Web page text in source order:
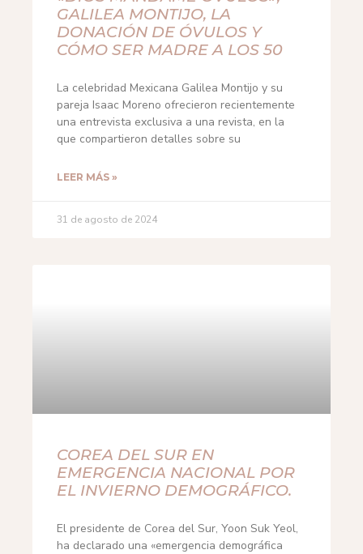
GALILEA MONTIJO, LA
DONACIÓN DE ÓVULOS Y
CÓMO SER MADRE A LOS 50
La celebridad Mexicana Galilea Montijo y su
pareja Isaac Moreno ofrecieron recientemente
una entrevista exclusiva a una revista, en la
que compartieron detalles sobre su
LEER MÁS »
31 de agosto de 2024
COREA DEL SUR EN
EMERGENCIA NACIONAL POR
EL INVIERNO DEMOGRÁFICO.
El presidente de Corea del Sur, Yoon Suk Yeol,
ha declarado una «emergencia demográfica